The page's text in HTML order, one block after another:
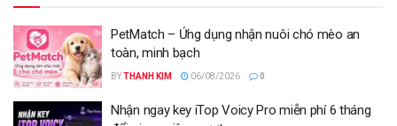
PetMatch – Ứng dụng nhận nuôi chó mèo an
toàn, minh bạch
BYTHANH KIM 06/08/2026 0
Nhận ngay key iTop Voicy Pro miễn phí 6 tháng